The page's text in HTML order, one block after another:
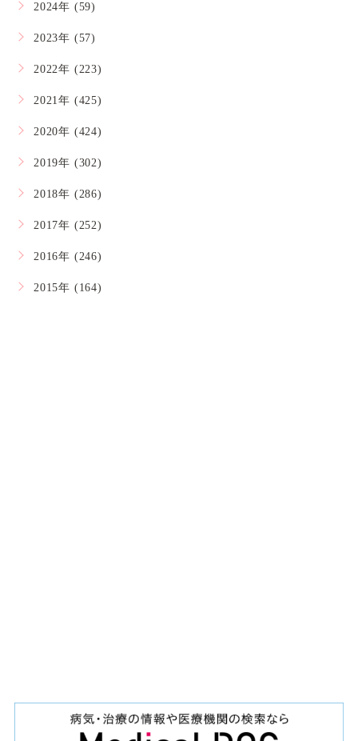
2024年 (59)
2023年 (57)
2022年 (223)
2021年 (425)
2020年 (424)
2019年 (302)
2018年 (286)
2017年 (252)
2016年 (246)
2015年 (164)